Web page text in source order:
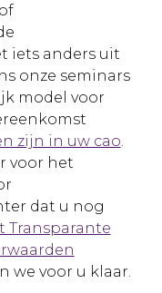
iets anders uit
onze seminars
model voor
zijn in uw cao
voor het
dat u nog
Transparante
we voor u klaar.